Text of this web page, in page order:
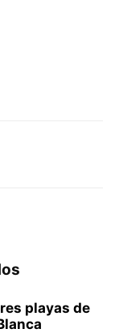
playas de